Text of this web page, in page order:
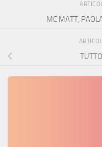
MC MATT,